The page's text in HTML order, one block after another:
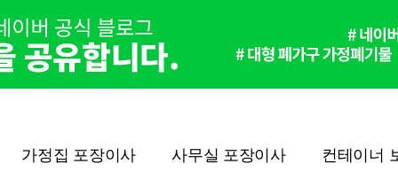
가정집 포장이사 사무실 포장이사 컨테이너